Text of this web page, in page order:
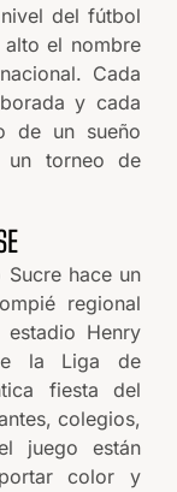
del fútbol
el nombre
Cada
y cada
de un sueño
un torneo de
hace un
regional
Henry
la Liga de
fiesta del
colegios,
juego están
color y